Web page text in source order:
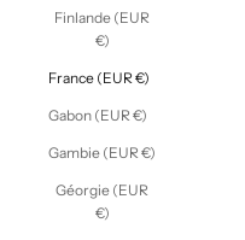
Finlande (EUR
€)
France (EUR €)
Gabon (EUR €)
Gambie (EUR €)
Géorgie (EUR
€)